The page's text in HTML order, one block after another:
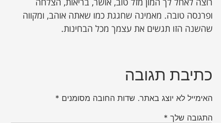
ופרנסה טובה. מאמינה שחגגת כמו שאתה אוהב, ומקווה
שהשנה הזו תגשים את עצמך מכל הבחינות.
כתיבת תגובה
האימייל לא יוצג באתר. שדות החובה מסומנים *
התגובה שלך *